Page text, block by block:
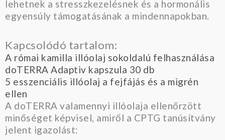
lehetnek a stresszkezelésnek és a hormonális
egyensúly támogatásának a mindennapokban.
Kapcsolódó tartalom:
A római kamilla illóolaj sokoldalú felhasználása
doTERRA Adaptiv kapszula 30 db
5 esszenciális illóolaj a fejfájás és a migrén
ellen
A doTERRA valamennyi illóolaja ellenőrzött
minőséget képvisel, amiről a CPTG tanúsítvány
jelent igazolást: